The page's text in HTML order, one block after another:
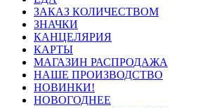
ЗАКАЗ КОЛИЧЕСТВОМ
ЗНАЧКИ
КАНЦЕЛЯРИЯ
КАРТЫ
МАГАЗИН РАСПРОДАЖА
НАШЕ ПРОИЗВОДСТВО
НОВИНКИ!
НОВОГОДНЕЕ